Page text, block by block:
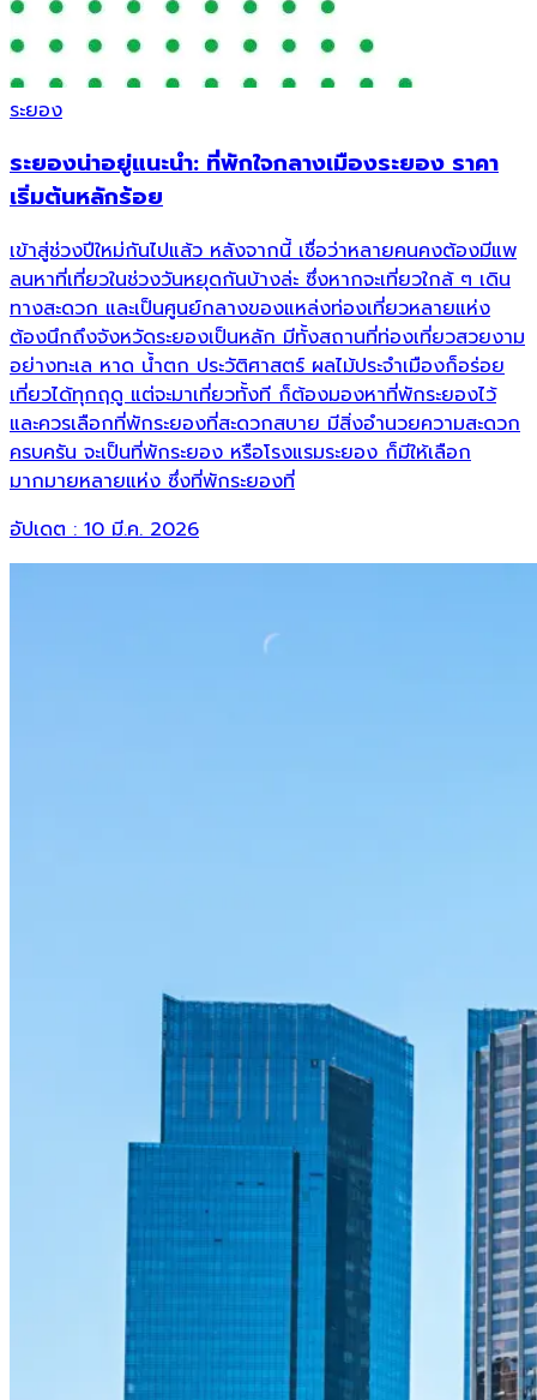
ระยอง
ระยองน่าอยู่แนะนำ: ที่พักใจกลางเมืองระยอง ราคา
เริ่มต้นหลักร้อย
เข้าสู่ช่วงปีใหม่กันไปแล้ว หลังจากนี้ เชื่อว่าหลายคนคงต้องมีแพ
ลนหาที่เที่ยวในช่วงวันหยุดกันบ้างล่ะ ซึ่งหากจะเที่ยวใกล้ ๆ เดิน
ทางสะดวก และเป็นศูนย์กลางของแหล่งท่องเที่ยวหลายแห่ง
ต้องนึกถึงจังหวัดระยองเป็นหลัก มีทั้งสถานที่ท่องเที่ยวสวยงาม
อย่างทะเล หาด น้ำตก ประวัติศาสตร์ ผลไม้ประจำเมืองก็อร่อย
เที่ยวได้ทุกฤดู แต่จะมาเที่ยวทั้งที ก็ต้องมองหาที่พักระยองไว้
และควรเลือกที่พักระยองที่สะดวกสบาย มีสิ่งอำนวยความสะดวก
ครบครัน จะเป็นที่พักระยอง หรือโรงแรมระยอง ก็มีให้เลือก
มากมายหลายแห่ง ซึ่งที่พักระยองที่
อัปเดต :10 มี.ค. 2026